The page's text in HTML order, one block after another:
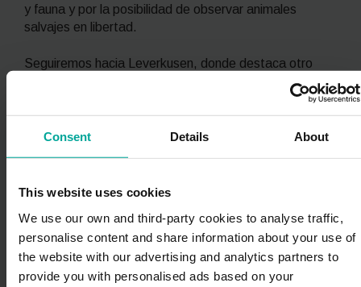
Consent Details About
This website uses cookies
We use our own and third-party cookies to analyse traffic,
personalise content and share information about your use of
the website with our advertising and analytics partners to
provide you with personalised ads based on your
y fauna y por la posibilidad de observar animales
salvajes en libertad.
Seguiremos hacia Leverkusen, donde destaca otro
parque de fauna salvaje, el Reuschenberg, y visitar el
tranquilidad en medio de la ciudad. A continuación, nos
dirigiremos hacia Hattingen, población ubicada en el sur
ciudad vieja y sus tres castillos, podremos hacer una
por Alemania. A lo largo de los 24 km que dura la ruta,
disfrutaremos de un entorno de postal, con frondosos
bosques, riachuelos y restos de construcciones
medievales, como el castillo de Hardenstein.